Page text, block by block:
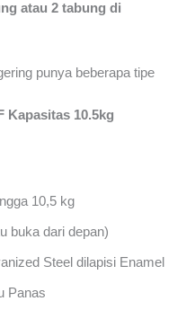
atau 2 tabung di
punya beberapa tipe
Kapasitas 10.5kg
10,5 kg
buka dari depan)
Steel dilapisi Enamel
Panas